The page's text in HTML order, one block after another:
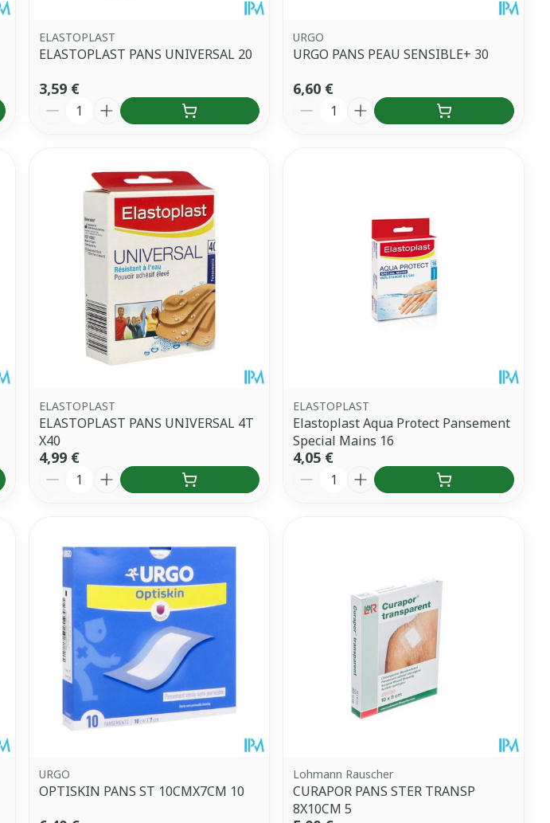
ELASTOPLAST
ELASTOPLAST PANS UNIVERSAL 20
3,59 €
Quantité
URGO
URGO PANS PEAU SENSIBLE+ 30
6,60 €
Quantité
ELASTOPLAST
ELASTOPLAST PANS UNIVERSAL 4T
X40
4,99 €
Quantité
ELASTOPLAST
Elastoplast Aqua Protect Pansement
Special Mains 16
4,05 €
Quantité
URGO
OPTISKIN PANS ST 10CMX7CM 10
Lohmann Rauscher
CURAPOR PANS STER TRANSP
8X10CM 5